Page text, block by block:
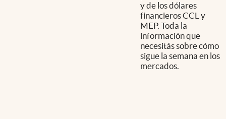
y de los dólares
financieros CCL y
MEP. Toda la
información que
necesitás sobre cómo
sigue la semana en los
mercados.